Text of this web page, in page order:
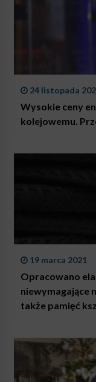
24 listopada
Wysokie ceny
kolejowemu.
19 marca 2021
Opracowano
niewymagające
także pamięć